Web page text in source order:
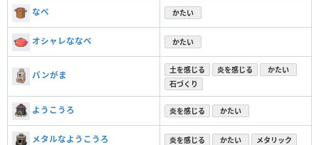
なべ かたい
オシャレななべ かたい
パンがま
土を感じる 炎を感じる
かたい
石づくり
ようこうろ 炎を感じる かたい
メタルなようこうろ 炎を感じる かたい メタリック